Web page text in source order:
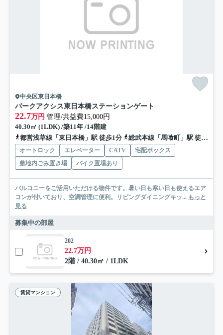
中央区東日本橋
パークアクシス東日本橋ステーションゲート
22.7万円 管理/共益費15,000円
40.30㎡ (1LDK) /築11年 /14階建
都営浅草線「東日本橋」駅 徒歩1分
総武本線「馬喰町」駅 徒歩2分
オートロック エレベーター CATV
宅配ボックス
敷地内ごみ置き場
バイク置場あり
バルコニーをご活用いただける物件です。暑い日も寒い日も使えるエア
コンが付いており、空調管理に便利。リビングダイニングキッ... もっと
見る
募集中の部屋
202
22.7万円
2階 / 40.30㎡ / 1LDK
賃貸マンション